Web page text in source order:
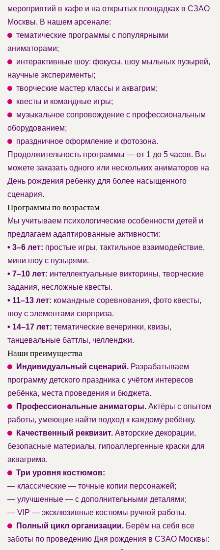
мероприятий в кафе и на открытых площадках в СЗАО
Москвы. В нашем арсенале:
тематические программы с популярными
аниматорами;
интерактивные шоу: фокусы, шоу мыльных пузырей,
научные эксперименты;
творческие мастер классы и аквагрим;
квесты и командные игры;
музыкальное сопровождение с профессиональным
оборудованием;
праздничное оформление и фотозона.
Продолжительность программы — от 1 до 5 часов. Вы
можете заказать одного или нескольких аниматоров на
День рождения ребенку для более насыщенного
сценария.
Программы по возрастам
Мы учитываем психологические особенности детей и
предлагаем адаптированные активности:
• 3–6 лет: простые игры, тактильное взаимодействие,
мини шоу с пузырями.
• 7–10 лет: интеллектуальные викторины, творческие
задания, несложные квесты.
• 11–13 лет: командные соревнования, фото квесты,
шоу с элементами сюрприза.
• 14–17 лет: тематические вечеринки, квизы,
танцевальные баттлы, челленджи.
Наши преимущества
Индивидуальный сценарий. Разрабатываем
программу детского праздника с учётом интересов
ребёнка, места проведения и бюджета.
Профессиональные аниматоры. Актёры с опытом
работы, умеющие найти подход к каждому ребёнку.
Качественный реквизит. Авторские декорации,
безопасные материалы, гипоаллергенные краски для
аквагрима.
Три уровня костюмов:
— классические — точные копии персонажей;
— улучшенные — с дополнительными деталями;
— VIP — эксклюзивные костюмы ручной работы.
Полный цикл организации. Берём на себя все
заботы по проведению Дня рождения в СЗАО Москвы: